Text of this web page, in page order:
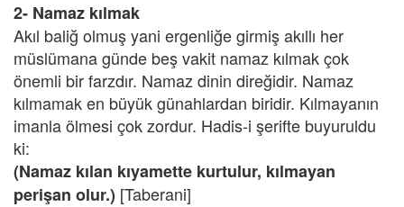
2- Namaz kılmak
Akıl baliğ olmuş yani ergenliğe girmiş akıllı her
müslümana günde beş vakit namaz kılmak çok
önemli bir farzdır. Namaz dinin direğidir. Namaz
kılmamak en büyük günahlardan biridir. Kılmayanın
imanla ölmesi çok zordur. Hadis-i şerifte buyuruldu
ki:
(Namaz kılan kıyamette kurtulur, kılmayan
perişan olur.) [Taberani]